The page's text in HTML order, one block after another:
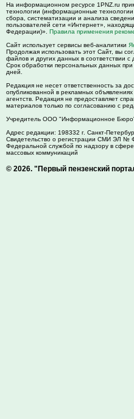
На информационном ресурсе 1PNZ.ru
технологии (информационные
сбора, систематизации и анализа
пользователей сети «Интернет»,
Федерации)». Правила применения
Сайт использует сервисы веб-аналитики
Продолжая использовать этот Сайт, вы
файлов и других данных в соответствии с
Срок обработки персональных данных
дней.
Редакция не несет ответственность за
опубликованной в рекламных
агентств. Редакция не предоставляет
материалов только по согласованию с
Учредитель ООО "Информационное
Адрес редакции: 198332 г. Санкт-
Свидетельство о регистрации СМИ ЭЛ №
Федеральной службой по надзору в
массовых коммуникаций
© 2026. "Первый пензенский